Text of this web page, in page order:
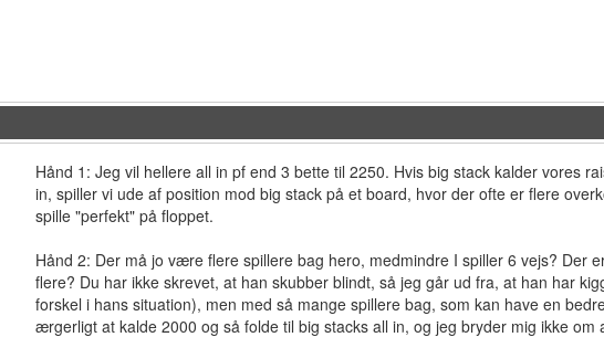
Hånd 1: Jeg vil hellere all in pf end 3 bette til 2250. Hvis big stack kalder vores
in, spiller vi ude af position mod big stack på et board, hvor der ofte er flere
spille "perfekt" på floppet.
Hånd 2: Der må jo være flere spillere bag hero, medmindre I spiller 6 vejs? Der
flere? Du har ikke skrevet, at han skubber blindt, så jeg går ud fra, at han har
forskel i hans situation), men med så mange spillere bag, som kan have en
ærgerligt at kalde 2000 og så folde til big stacks all in, og jeg bryder mig ikke om